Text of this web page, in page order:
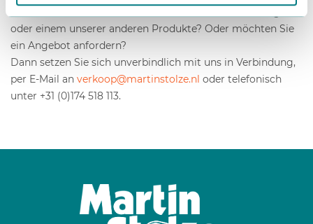
oder einem unserer anderen Produkte? Oder möchten Sie
ein Angebot anfordern?
Dann setzen Sie sich unverbindlich mit uns in Verbindung,
per E-Mail an verkoop@martinstolze.nl oder telefonisch
unter +31 (0)174 518 113.